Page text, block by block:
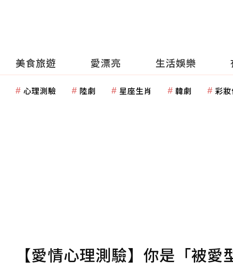
美食旅遊 愛漂亮 生活娛樂
心理測驗 陸劇 星座生肖 韓劇 彩
【愛情心理測驗】你是「被